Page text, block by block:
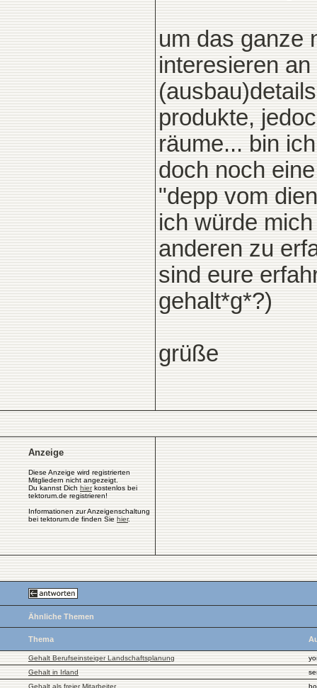
um das ganze
interesieren
produkte,
räume... bin
doch noch
"depp vom
ich würde
anderen zu
sind eure
gehalt*g*?)
grüße
Anzeige
Diese Anzeige wird registrierten
Mitgliedern nicht angezeigt.
Du kannst Dich hierkostenlos bei
tektorum.de registrieren!
Informationen zur Anzeigenschaltung
bei tektorum.de finden Sie hier.
Ähnliche Themen
Thema
Gehalt Berufseinsteiger Landschaftsplanung
Gehalt in Irland
Gehalt als freier Mitarbeiter